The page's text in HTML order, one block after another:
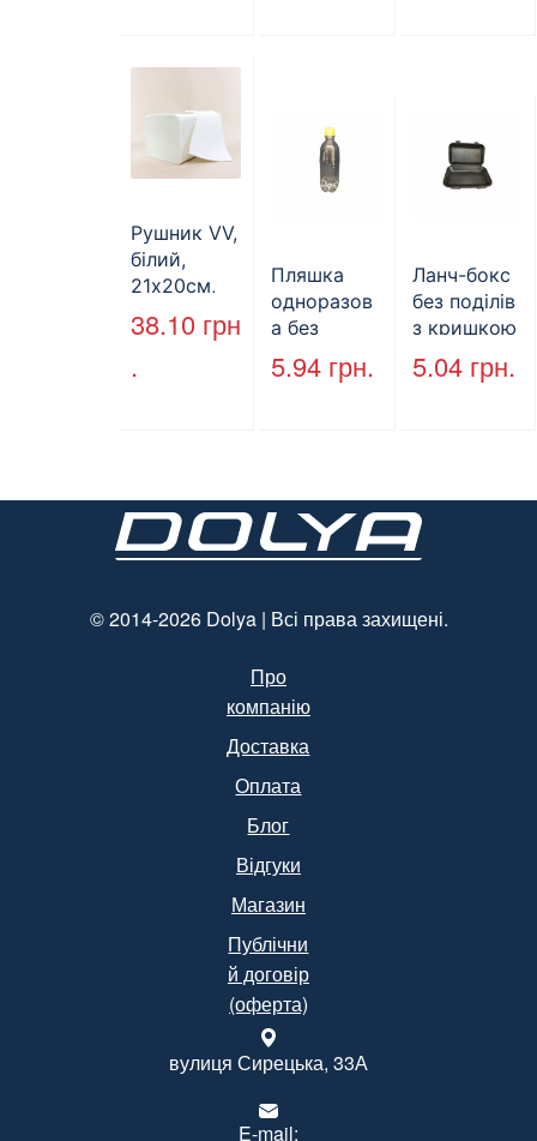
мм*140 мм.
Рушник VV,
білий,
21х20см,
160л.
38.10 грн
.
Пляшка
одноразов
а без
кришки,
ПЕТ, V=500
5.94 грн.
Ланч-бокс
без поділів
з кришкою
HP-10, 240
мм * 155
, чорний,
250 шт. /
Уп.
5.04 грн.
© 2014-2026 Dolya | Всі права захищені.
Про
компанію
Доставка
Оплата
Блог
Відгуки
Магазин
Публічни
й договір
(оферта)
вулиця Сирецька, 33А
E-mail: